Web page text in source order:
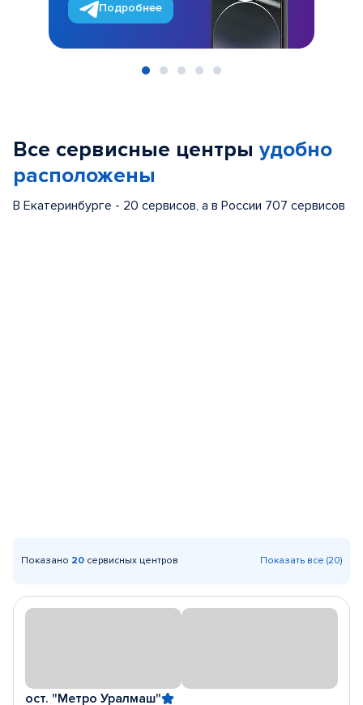
Подробнее
Все сервисные центры удобно
расположены
В Екатеринбурге - 20 сервисов, а в России 707 сервисов
Показано 20 сервисных центров Показать все (20)
ост. "Метро Уралмаш"